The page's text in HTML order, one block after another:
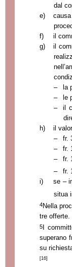
dal
e)
f)
il
g)
il
–
la
–
le
–
il
h)
il
–
fr.
–
fr.
–
fr.
–
fr.
i)
se –
situa
4Nella
tre offerte.
5
I
superano
su
[16]